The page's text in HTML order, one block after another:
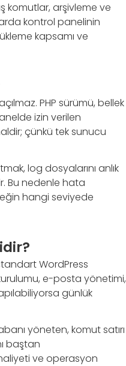
komutlar, arşivleme ve
kontrol panelinin
kapsamı ve
PHP sürümü, bellek
izin verilen
çünkü tek sunucu
log dosyalarını anlık
Bu nedenle hata
hangi seviyede
WordPress
e-posta yönetimi,
günlük
yöneten, komut satırı
baştan
ve operasyon